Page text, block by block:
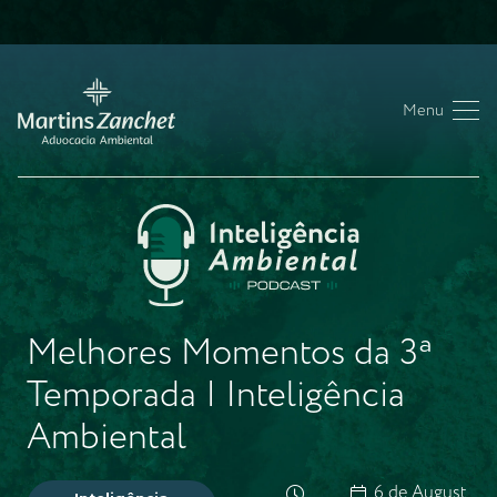
Menu
Melhores Momentos da 3ª
Temporada | Inteligência
Ambiental